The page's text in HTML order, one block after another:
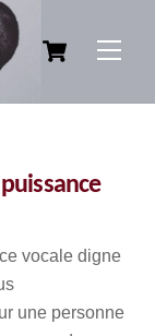
Cart
vocale digne
une personne